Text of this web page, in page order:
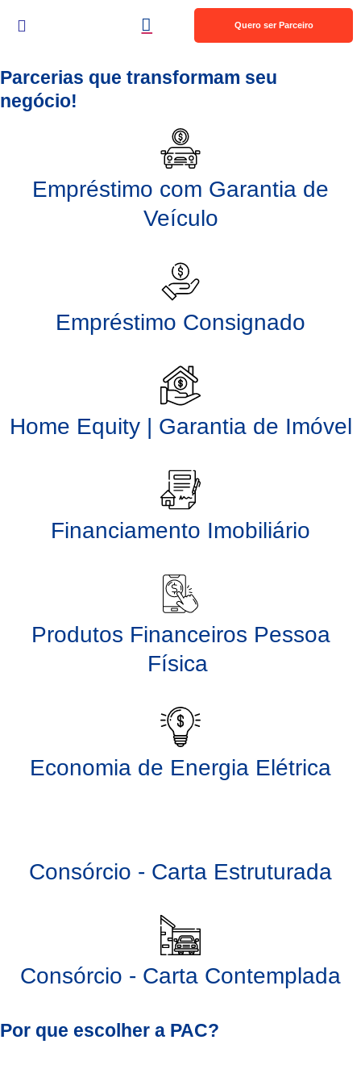
Quero ser Parceiro
Parcerias que transformam seu
negócio!
Empréstimo com Garantia de
Veículo
Empréstimo Consignado
Home Equity | Garantia de Imóvel
Financiamento Imobiliário
Produtos Financeiros Pessoa
Física
Economia de Energia Elétrica
Consórcio - Carta Estruturada
Consórcio - Carta Contemplada
Por que escolher a PAC?